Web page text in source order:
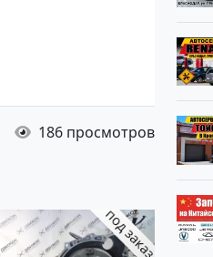
186 просмотров